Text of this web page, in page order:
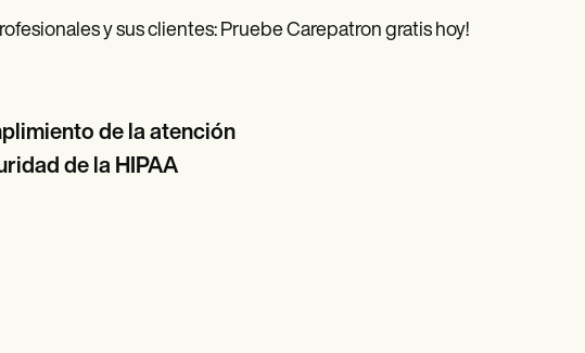
y sus clientes: Pruebe Carepatron gratis hoy!
de la atención
de la HIPAA